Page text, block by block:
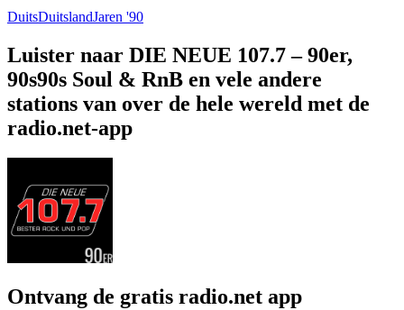
DuitsDuitslandJaren '90
Luister naar DIE NEUE 107.7 – 90er,
90s90s Soul & RnB en vele andere
stations van over de hele wereld met de
radio.net-app
Ontvang de gratis radio.net app